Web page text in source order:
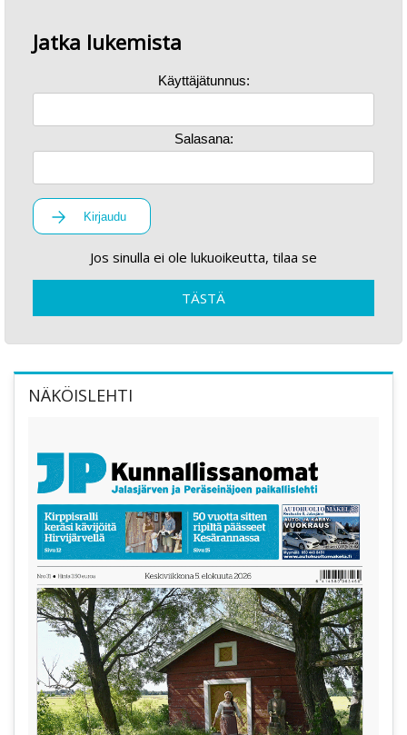
Jatka lukemista
Käyttäjätunnus:
Salasana:
Kirjaudu
Jos sinulla ei ole lukuoikeutta, tilaa se
TÄSTÄ
NÄKÖISLEHTI